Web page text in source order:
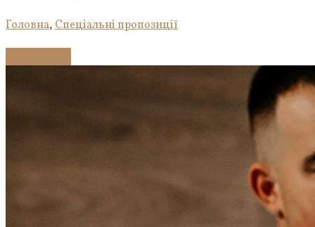
Головна,Спеціальні пропозиції